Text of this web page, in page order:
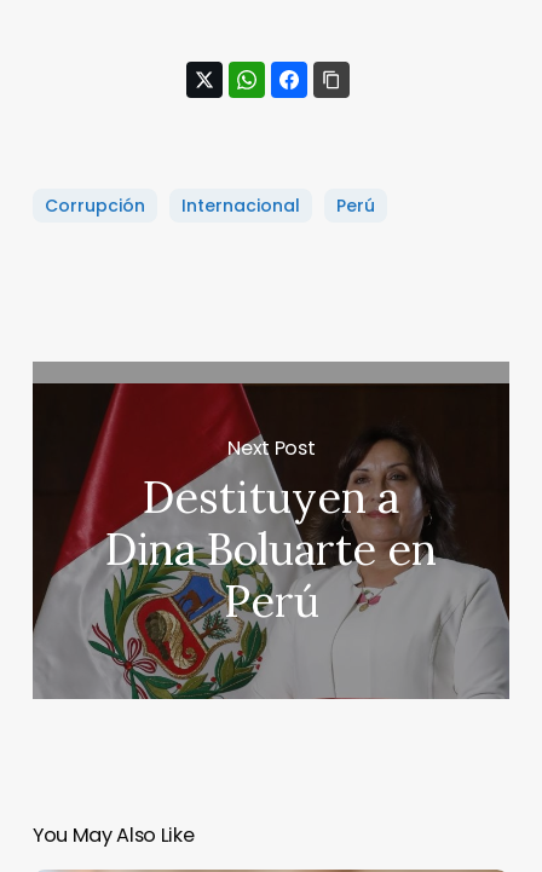
Corrupción Internacional Perú
Next Post
Destituyen a
Dina Boluarte en
Perú
You May Also Like